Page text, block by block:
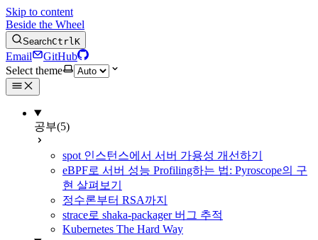
Skip to content
Beside the Wheel
SearchCtrlK
Email
GitHub
Select theme
공부(5)
spot 인스턴스에서 서버 가용성 개선하기
eBPF로 서버 성능 Profiling하는 법: Pyroscope의 구
현 살펴보기
정수론부터 RSA까지
strace로 shaka-packager 버그 추적
Kubernetes The Hard Way